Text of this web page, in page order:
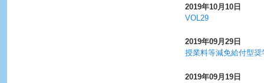
2019年10月10日
VOL29
2019年09月29日
授業料等減免給付型
2019年09月19日